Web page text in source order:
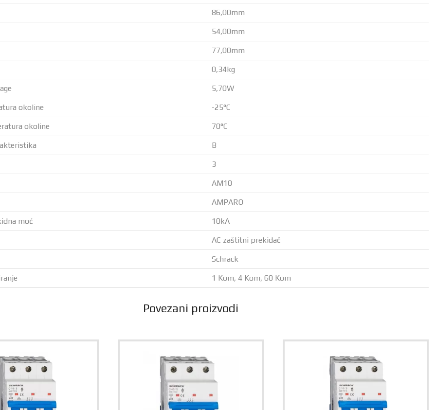
86,00mm
54,00mm
77,00mm
0,34kg
5,70W
okoline -25°C
okoline 70°C
B
3
AM10
AMPARO
moć 10kA
AC zaštitni prekidač
Schrack
1 Kom, 4 Kom, 60 Kom
Povezani proizvodi